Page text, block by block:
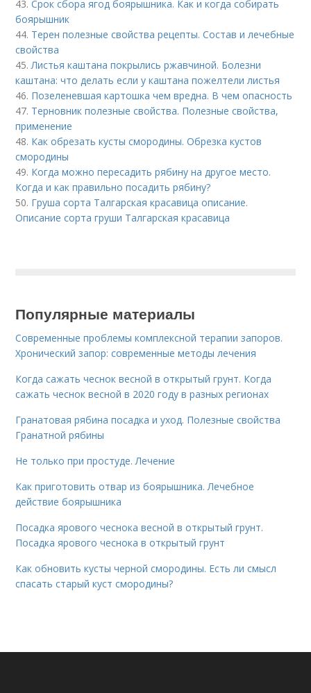
43.Срок сбора ягод боярышника. Как и когда собирать
боярышник
44. Терен полезные свойства рецепты. Состав и лечебные
свойства
45.Листья каштана покрылись ржавчиной. Болезни
каштана: что делать если у каштана пожелтели листья
46. Позеленевшая картошка чем вредна. В чем опасность
47. Терновник полезные свойства. Полезные свойства,
применение
48. Как обрезать кусты смородины. Обрезка кустов
смородины
49. Когда можно пересадить рябину на другое место.
Когда и как правильно посадить рябину?
50. Груша сорта Талгарская красавица описание.
Описание сорта груши Талгарская красавица
Популярные материалы
Современные проблемы комплексной терапии запоров.
Хронический запор: современные методы лечения
Когда сажать чеснок весной в открытый грунт. Когда
сажать чеснок весной в 2020 году в разных регионах
Гранатовая рябина посадка и уход. Полезные свойства
Гранатной рябины
Не только при простуде. Лечение
Как приготовить отвар из боярышника. Лечебное
действие боярышника
Посадка ярового чеснока весной в открытый грунт.
Посадка ярового чеснока в открытый грунт
Как обновить кусты черной смородины. Есть ли смысл
спасать старый куст смородины?